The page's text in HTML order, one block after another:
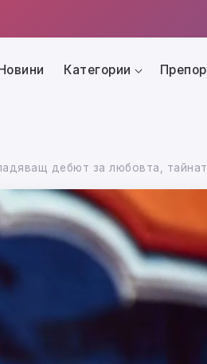
Категории
дебют за любовта,